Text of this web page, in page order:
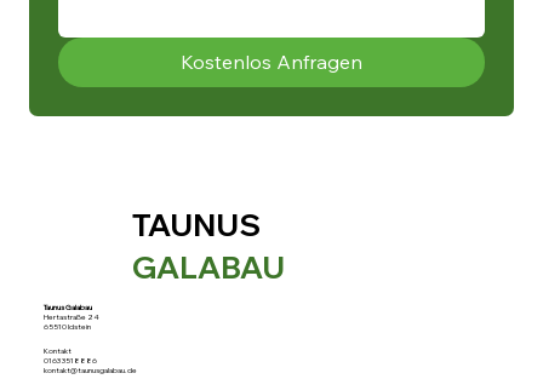
Kostenlos Anfragen
TAUNUS
GALABAU
Taunus Galabau
Hertastraße 24
65510 Idstein
Kontakt
0163 3518886
kontakt@taunusgalabau.de